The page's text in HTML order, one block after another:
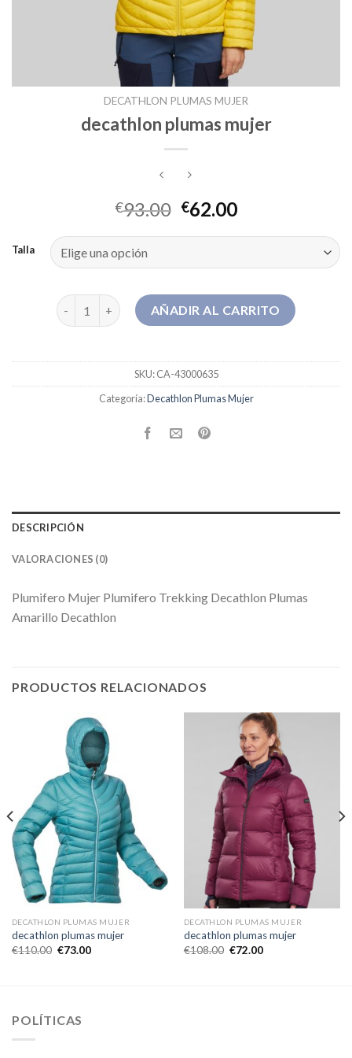
DECATHLON PLUMAS MUJER
decathlon plumas mujer
€93.00 €62.00
Talla
decathlon plumas mujer cantidad
AÑADIR AL CARRITO
SKU:CA-43000635
Categoría:Decathlon Plumas Mujer
DESCRIPCIÓN
VALORACIONES (0)
Plumifero Mujer Plumifero Trekking Decathlon Plumas
Amarillo Decathlon
PRODUCTOS RELACIONADOS
DECATHLON PLUMAS MUJER
decathlon plumas mujer
€110.00 €73.00
DECATHLON PLUMAS MUJER
decathlon plumas mujer
€108.00 €72.00
POLÍTICAS